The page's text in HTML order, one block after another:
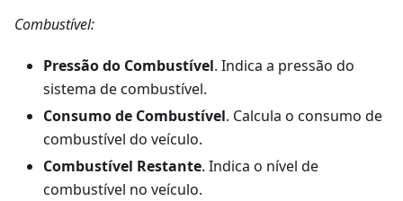
Combustível:
Pressão do Combustível. Indica a pressão do
sistema de combustível.
Consumo de Combustível. Calcula o consumo de
combustível do veículo.
Combustível Restante. Indica o nível de
combustível no veículo.